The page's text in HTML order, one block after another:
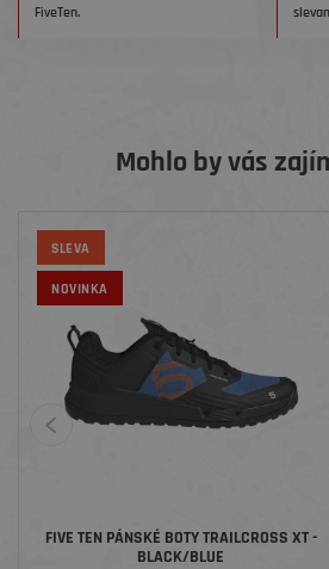
FiveTen.
Mohlo by vás
SLEVA
NOVINKA
FIVE TEN PÁNSKÉ BOTY TRAILCROSS XT -
BLACK/BLUE